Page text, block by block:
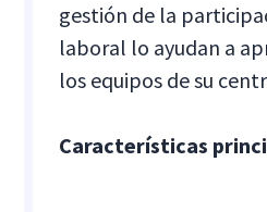
gestión de la
laboral lo ayudan a
los equipos de su
Características